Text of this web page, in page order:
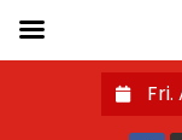
Fri.